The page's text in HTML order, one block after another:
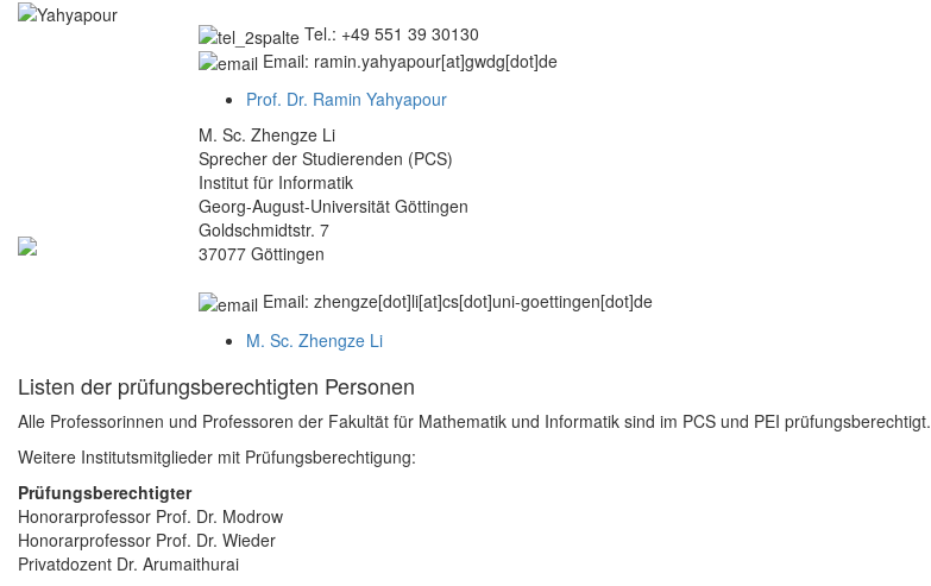
Tel.: +49 551 39 30130
Email: ramin.yahyapour[at]gwdg[dot]de
Prof. Dr. Ramin Yahyapour
M. Sc. Zhengze Li
Sprecher der Studierenden (PCS)
Institut für Informatik
Georg-August-Universität Göttingen
Goldschmidtstr. 7
37077 Göttingen
Email: zhengze[dot]li[at]cs[dot]uni-goettingen[dot]de
M. Sc. Zhengze Li
Listen der prüfungsberechtigten Personen
Alle Professorinnen und Professoren der Fakultät für Mathematik und Informatik sind im PCS und PEI prüfungsberechtigt.
Weitere Institutsmitglieder mit Prüfungsberechtigung:
Prüfungsberechtigter
Honorarprofessor Prof. Dr. Modrow
Honorarprofessor Prof. Dr. Wieder
Privatdozent Dr. Arumaithurai